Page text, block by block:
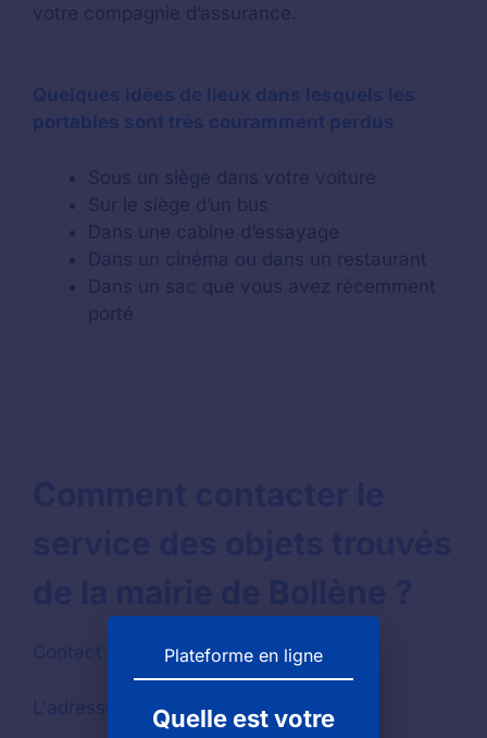
votre compagnie d’assurance.
Quelques idées de lieux dans lesquels les
portables sont très couramment perdus
Sous un siège dans votre voiture
Sur le siège d’un bus
Dans une cabine d’essayage
Dans un cinéma ou dans un restaurant
Dans un sac que vous avez récemment
porté
Contact par téléphone :04 90 40 51 00
L'adresse pour écrire
Plateforme en ligne
Quelle est votre